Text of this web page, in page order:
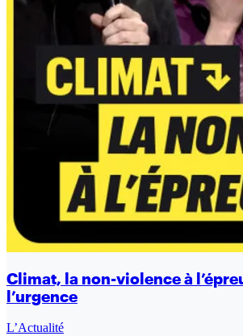
Climat, la non-violence à
l’urgence
L’Actualité